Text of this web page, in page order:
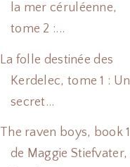
la mer céruléenne,
tome 2 :...
La folle destinée des
Kerdelec, tome 1 : Un
secret...
The raven boys, book 1
de Maggie Stiefvater,